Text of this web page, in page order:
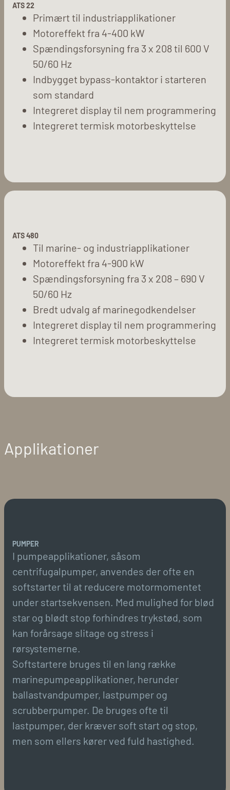
ATS 22
Primært til industriapplikationer
Motoreffekt fra 4-400 kW
Spændingsforsyning fra 3 x 208 til 600 V
50/60 Hz
Indbygget bypass-kontaktor i starteren
som standard
Integreret display til nem programmering
Integreret termisk motorbeskyttelse
ATS 480
Til marine- og industriapplikationer
Motoreffekt fra 4-900 kW
Spændingsforsyning fra 3 x 208 – 690 V
50/60 Hz
Bredt udvalg af marinegodkendelser
Integreret display til nem programmering
Integreret termisk motorbeskyttelse
Applikationer
PUMPER
I pumpeapplikationer, såsom
centrifugalpumper, anvendes der ofte en
softstarter til at reducere motormomentet
under startsekvensen. Med mulighed for blød
star og blødt stop forhindres trykstød, som
kan forårsage slitage og stress i
rørsystemerne.
Softstartere bruges til en lang række
marinepumpeapplikationer, herunder
ballastvandpumper, lastpumper og
scrubberpumper. De bruges ofte til
lastpumper, der kræver soft start og stop,
men som ellers kører ved fuld hastighed.